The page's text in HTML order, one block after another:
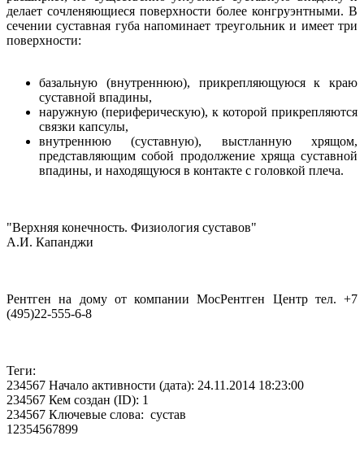
делает сочленяющиеся поверхности более конгруэнтными. В
сечении суставная губа напоминает треугольник и имеет три
поверхности:
базальную (внутреннюю), прикрепляющуюся к краю
суставной впадины,
наружную (периферическую), к которой прикрепляются
связки капсулы,
внутреннюю (суставную), выстланную хрящом,
представляющим собой продолжение хряща суставной
впадины, и находящуюся в контакте с головкой плеча.
"Верхняя конечность. Физиология суставов"
А.И. Капанджи
Рентген на дому от компании МосРентген Центр тел. +7
(495)22-555-6-8
Теги:
234567 Начало активности (дата): 24.11.2014 18:23:00
234567 Кем создан (ID): 1
234567 Ключевые слова: сустав
12354567899